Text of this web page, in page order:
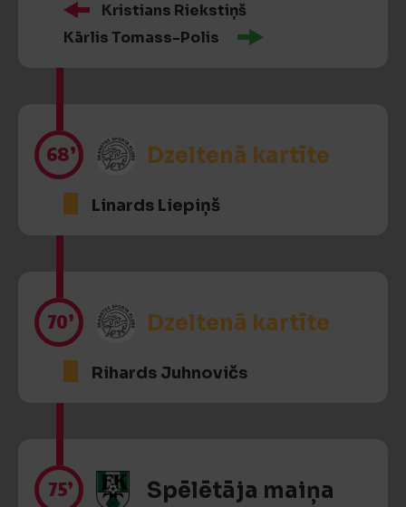
Kristians Riekstiņš
Kārlis Tomass-Polis
68’ Dzeltenā kartīte
Linards Liepiņš
70’ Dzeltenā kartīte
Rihards Juhnovičs
75’ Spēlētāja maiņa